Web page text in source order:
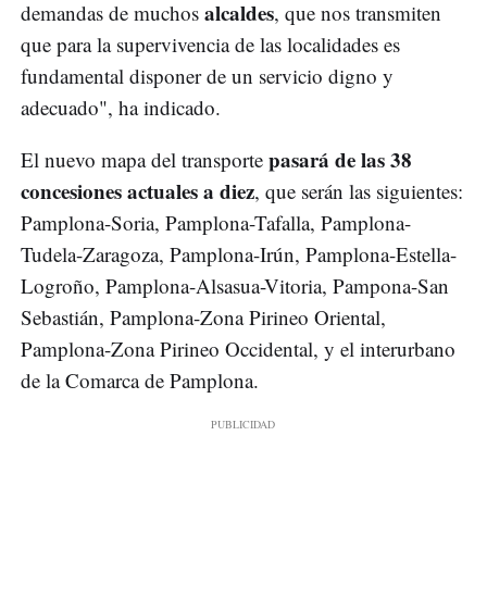
demandas de muchos alcaldes, que nos transmiten
que para la supervivencia de las localidades es
fundamental disponer de un servicio digno y
adecuado", ha indicado.
El nuevo mapa del transporte pasará de las 38
concesiones actuales a diez, que serán las siguientes:
Pamplona-Soria, Pamplona-Tafalla, Pamplona-
Tudela-Zaragoza, Pamplona-Irún, Pamplona-Estella-
Logroño, Pamplona-Alsasua-Vitoria, Pampona-San
Sebastián, Pamplona-Zona Pirineo Oriental,
Pamplona-Zona Pirineo Occidental, y el interurbano
de la Comarca de Pamplona.